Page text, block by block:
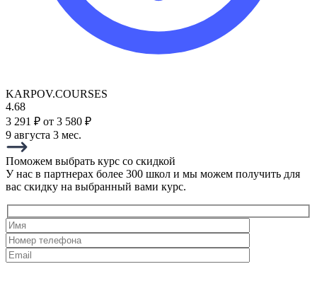
KARPOV.COURSES
4.68
3 291 ₽ от 3 580 ₽
9 августа 3 мес.
Поможем выбрать курс со скидкой
У нас в партнерах более 300 школ и мы можем получить для
вас скидку на выбранный вами курс.